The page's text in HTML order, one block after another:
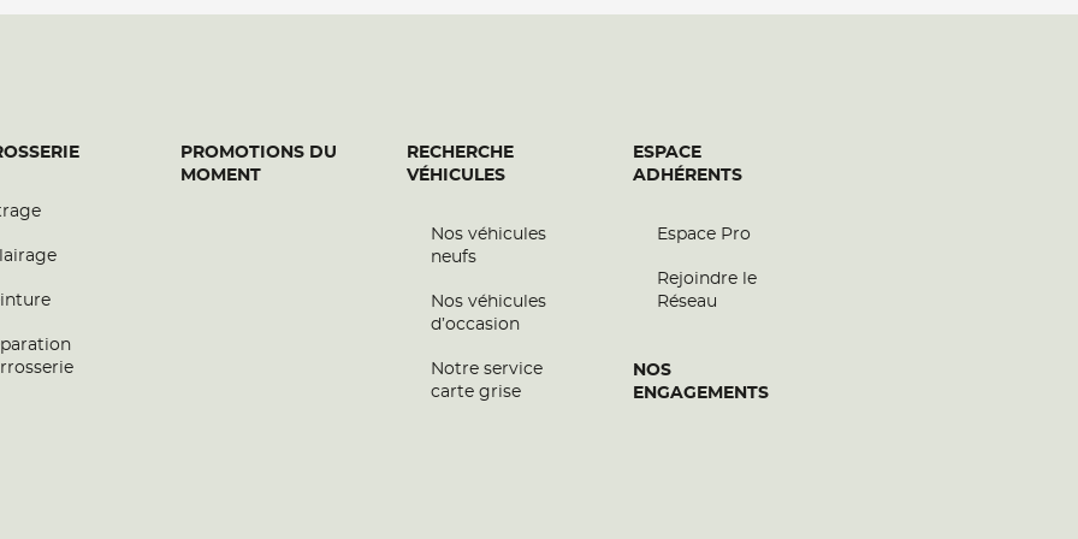
PROMOTIONS DU
MOMENT
RECHERCHE
VÉHICULES
Nos véhicules
neufs
Nos véhicules
d’occasion
Notre service
carte grise
ESPACE
ADHÉRENTS
Espace Pro
Rejoindre le
Réseau
NOS
ENGAGEMENTS